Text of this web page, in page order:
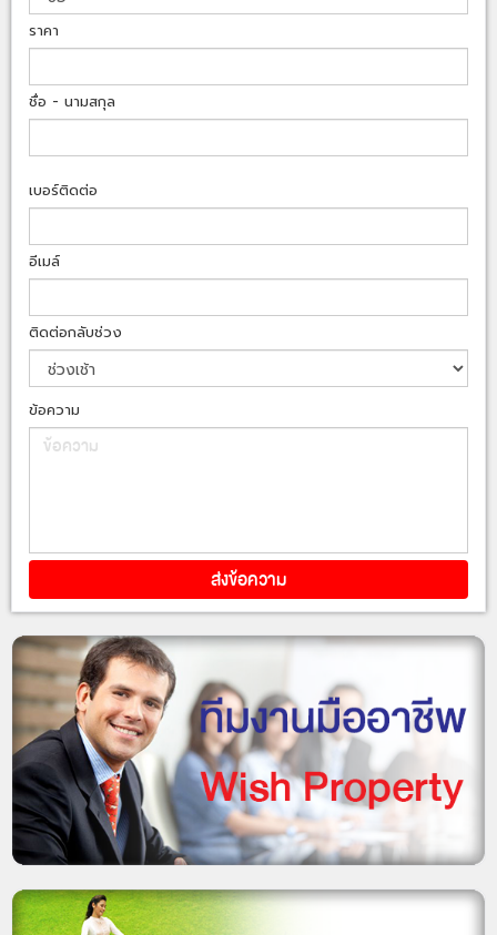
ราคา
ชื่อ - นามสกุล
เบอร์ติดต่อ
อีเมล์
ติดต่อกลับช่วง
ข้อความ